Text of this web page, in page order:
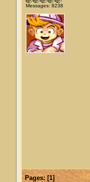
Messages: 8238
Pages:[1]